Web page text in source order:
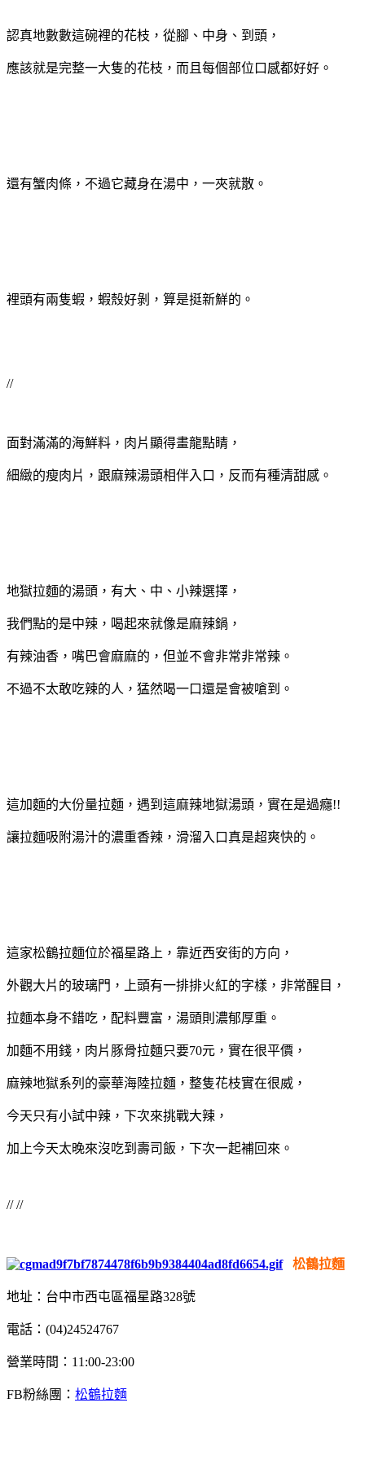
認真地數數這碗裡的花枝，從腳、中身、到頭，
應該就是完整一大隻的花枝，而且每個部位口感都好好。
還有蟹肉條，不過它藏身在湯中，一夾就散。
裡頭有兩隻蝦，蝦殼好剝，算是挺新鮮的。
//
面對滿滿的海鮮料，肉片顯得畫龍點睛，
細緻的瘦肉片，跟麻辣湯頭相伴入口，反而有種清甜感。
地獄拉麵的湯頭，有大、中、小辣選擇，
我們點的是中辣，喝起來就像是麻辣鍋，
有辣油香，嘴巴會麻麻的，但並不會非常非常辣。
不過不太敢吃辣的人，猛然喝一口還是會被嗆到。
這加麵的大份量拉麵，遇到這麻辣地獄湯頭，實在是過癮!!
讓拉麵吸附湯汁的濃重香辣，滑溜入口真是超爽快的。
這家松鶴拉麵位於福星路上，靠近西安街的方向，
外觀大片的玻璃門，上頭有一排排火紅的字樣，非常醒目，
拉麵本身不錯吃，配料豐富，湯頭則濃郁厚重。
加麵不用錢，肉片豚骨拉麵只要70元，實在很平價，
麻辣地獄系列的豪華海陸拉麵，整隻花枝實在很威，
今天只有小試中辣，下次來挑戰大辣，
加上今天太晚來沒吃到壽司飯，下次一起補回來。
// //
松鶴拉麵
地址：台中市西屯區福星路328號
電話：(04)24524767
營業時間：11:00-23:00
FB粉絲團： 松鶴拉麵